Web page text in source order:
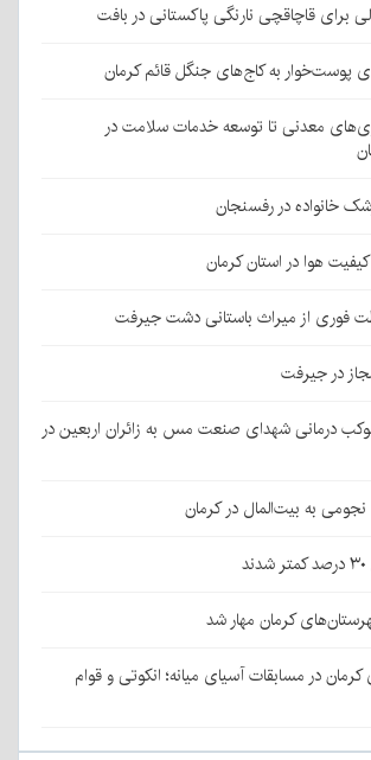
به کاج‌های جنگل قائم کرمان
معدنی تا توسعه خدمات سلامت در
خانواده در رفسنجان
هوا در استان کرمان
فوری از میراث باستانی دشت جیرفت
در جیرفت
درمانی شهدای صنعت مس به زائران اربعین در
به بیت‌المال در کرمان
کرمان مهار شد
در مسابقات آسیای میانه؛ انکوتی و قوام